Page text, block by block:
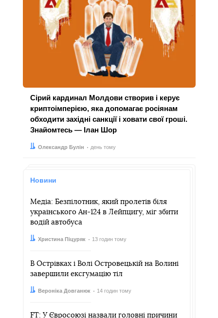
Сірий кардинал Молдови створив і керує
криптоімперією, яка допомагає росіянам
обходити західні санкції і ховати свої гроші.
Знайомтесь — Ілан Шор
Автор:
Олександр Булін
Дата: день тому
Новини
Медіа: Безпілотник, який пролетів біля
українського Ан-124 в Лейпцигу, міг збити
водій автобуса
Автор:
Христина Піцуряк
Дата: 13 годин тому
В Острівках і Волі Островецькій на Волині
завершили ексгумацію тіл
Автор:
Вероніка Довганюк
Дата: 14 годин тому
FT: У Євросоюзі назвали головні причини